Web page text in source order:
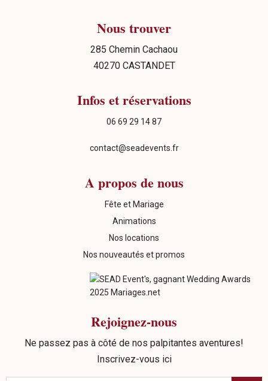
Nous trouver
285 Chemin Cachaou
40270 CASTANDET
Infos et réservations
06 69 29 14 87
contact@seadevents.fr
A propos de nous
Fête et Mariage
Animations
Nos locations
Nos nouveautés et promos
Rejoignez-nous
Ne passez pas à côté de nos palpitantes aventures!
Inscrivez-vous ici